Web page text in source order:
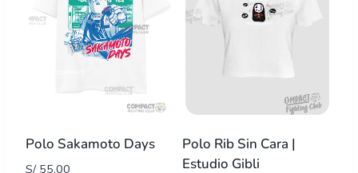
Polo Sakamoto Days
S/55.00
Polo Rib Sin Cara |
Estudio Gibli